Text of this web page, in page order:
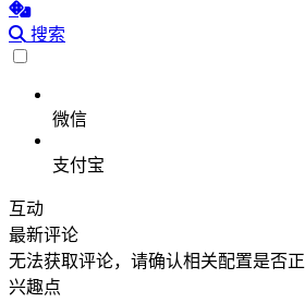
搜索
微信
支付宝
互动
最新评论
无法获取评论，请确认相关配置是否
兴趣点